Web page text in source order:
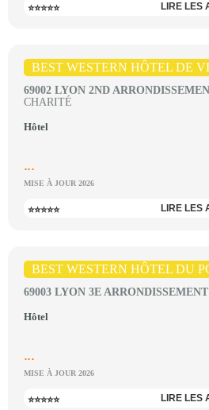
⭐⭐⭐⭐⭐ LIRE LES
BEST WESTERN HÔTEL DE
69002 LYON 2ND
CHARITÉ
Hôtel
...
MISE À JOUR 2026
⭐⭐⭐⭐⭐ LIRE LES
BEST WESTERN HÔTEL DU
69003 LYON 3E ARRONDISSEMENT
Hôtel
...
MISE À JOUR 2026
⭐⭐⭐⭐⭐ LIRE LES